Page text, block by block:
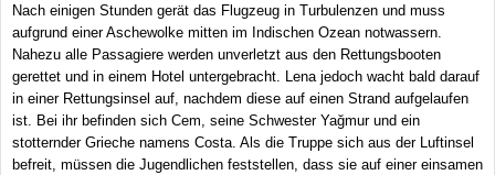
Nach einigen Stunden gerät das Flugzeug in Turbulenzen und muss
aufgrund einer Aschewolke mitten im Indischen Ozean notwassern.
Nahezu alle Passagiere werden unverletzt aus den Rettungsbooten
gerettet und in einem Hotel untergebracht. Lena jedoch wacht bald darauf
in einer Rettungsinsel auf, nachdem diese auf einen Strand aufgelaufen
ist. Bei ihr befinden sich Cem, seine Schwester Yağmur und ein
stotternder Grieche namens Costa. Als die Truppe sich aus der Luftinsel
befreit, müssen die Jugendlichen feststellen, dass sie auf einer einsamen